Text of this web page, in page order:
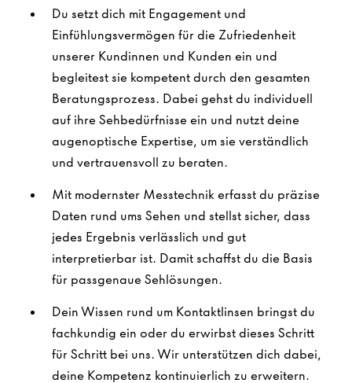
Du setzt dich mit Engagement und
Einfühlungsvermögen für die Zufriedenheit
unserer Kundinnen und Kunden ein und
begleitest sie kompetent durch den gesamten
Beratungsprozess. Dabei gehst du individuell
auf ihre Sehbedürfnisse ein und nutzt deine
augenoptische Expertise, um sie verständlich
und vertrauensvoll zu beraten.
Mit modernster Messtechnik erfasst du präzise
Daten rund ums Sehen und stellst sicher, dass
jedes Ergebnis verlässlich und gut
interpretierbar ist. Damit schaffst du die Basis
für passgenaue Sehlösungen.
Dein Wissen rund um Kontaktlinsen bringst du
fachkundig ein oder du erwirbst dieses Schritt
für Schritt bei uns. Wir unterstützen dich dabei,
deine Kompetenz kontinuierlich zu erweitern.